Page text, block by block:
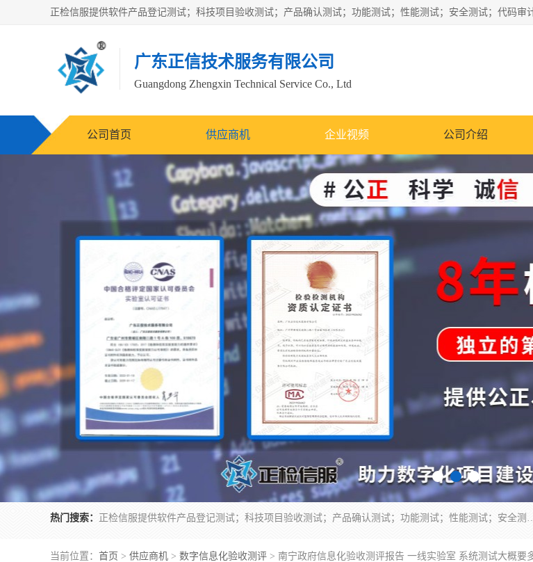
广东正信技术服务有限公司
Guangdong Zhengxin Technical Service Co., Ltd
公司首页 供应商机 企业视频 公司介绍
热门搜索： 正检信服提供软件产品登记测试；科技项目验收测试；产品确认测试；功能测试；性能测试；安全测试；代码审计测试；漏洞
当前位置： 首页 > 供应商机 > 数字信息化验收测评 > 南宁政府信息化验收测评报告 一线实验室 系统测试大概要